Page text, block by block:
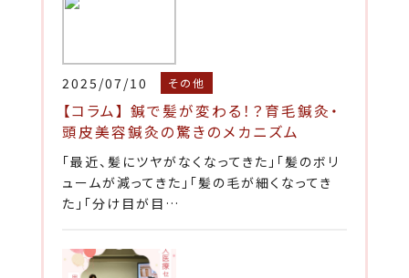
2025/07/10 その他
【コラム】 鍼で髪が変わる！？育毛鍼灸・
頭皮美容鍼灸の驚きのメカニズム
「最近、髪にツヤがなくなってきた」「髪のボリ
ュームが減ってきた」「髪の毛が細くなってき
た」「分け目が目…